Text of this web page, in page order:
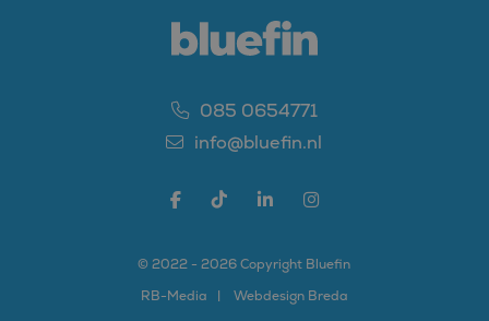
085 0654771
info@bluefin.nl
© 2022 - 2026 Copyright Bluefin
RB-Media Webdesign Breda